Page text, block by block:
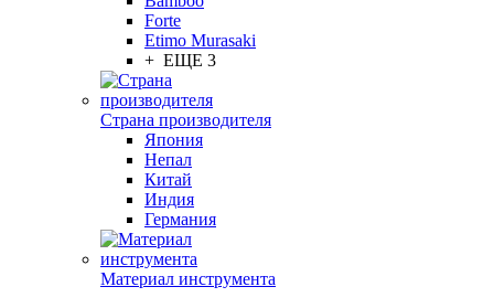
Forte
Etimo Murasaki
+ ЕЩЕ 3
Страна производителя
Япония
Непал
Китай
Индия
Германия
Материал инструмента